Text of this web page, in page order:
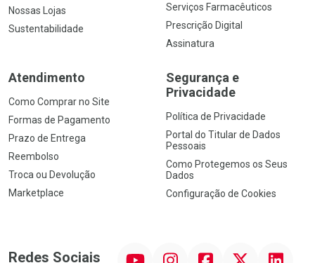
Nossas Lojas
Sustentabilidade
Serviços Farmacêuticos
Prescrição Digital
Assinatura
Atendimento
Como Comprar no Site
Formas de Pagamento
Prazo de Entrega
Reembolso
Troca ou Devolução
Marketplace
Segurança e
Privacidade
Política de Privacidade
Portal do Titular de Dados
Pessoais
Como Protegemos os Seus
Dados
Configuração de Cookies
Redes Sociais InstagramFacebook Linkedin